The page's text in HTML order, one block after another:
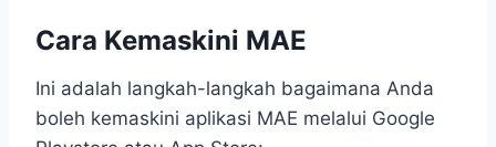
Cara Kemaskini MAE
Ini adalah langkah-langkah bagaimana Anda
boleh kemaskini aplikasi MAE melalui Google